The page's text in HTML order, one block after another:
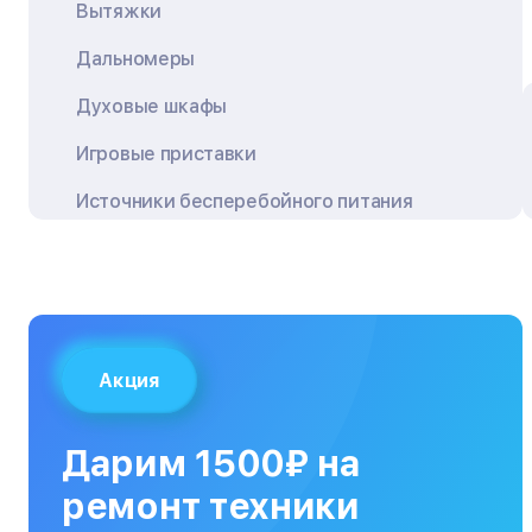
Вытяжки
Дальномеры
Духовые шкафы
Игровые приставки
Источники бесперебойного питания
Кофемашины
Кухонные плиты
МФУ
Акция
Дарим 1500₽ на
ремонт техники